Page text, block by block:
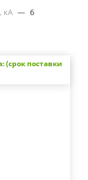
кА — 6
(срок поставки